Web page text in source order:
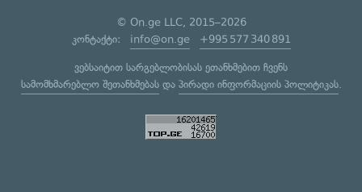
© On.ge LLC, 2015–2026
კონტაქტი: info@on.ge +995 577 340 891
ვებსაიტით სარგებლობისას ეთანხმებით ჩვენს
სამომხმარებლო შეთანხმებასდა პირადი ინფორმაციის პოლიტიკას.